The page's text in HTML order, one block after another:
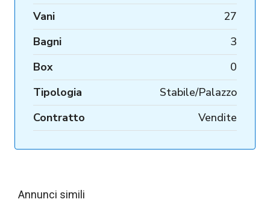
Vani
27
Bagni
3
Box
0
Tipologia
Stabile/Palazzo
Contratto
Vendite
Annunci simili